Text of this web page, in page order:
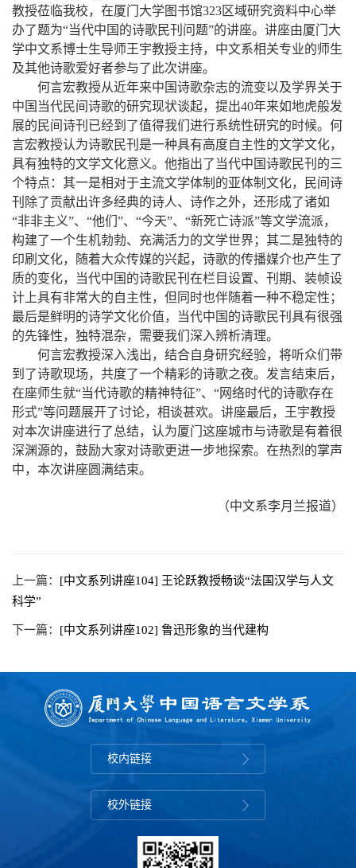
教授莅临我校，在厦门大学图书馆323区域研究资料中心举
办了题为“当代中国的诗歌民刊问题”的讲座。讲座由厦门大
学中文系博士生导师王宇教授主持，中文系相关专业的师生
及其他诗歌爱好者参与了此次讲座。
何言宏教授从近年来中国诗歌杂志的流变以及学界关于
中国当代民间诗歌的研究现状谈起，提出40年来如地虎般发
展的民间诗刊已经到了值得我们进行系统性研究的时候。何
言宏教授认为诗歌民刊是一种具有高度自主性的文学文化，
具有独特的文学文化意义。他指出了当代中国诗歌民刊的三
个特点：其一是相对于主流文学体制的亚体制文化，民间诗
刊除了贡献出许多经典的诗人、诗作之外，还形成了诸如
“非非主义”、“他们”、“今天”、“新死亡诗派”等文学流派，
构建了一个生机勃勃、充满活力的文学世界；其二是独特的
印刷文化，随着大众传媒的兴起，诗歌的传播媒介也产生了
质的变化，当代中国的诗歌民刊在栏目设置、刊期、装帧设
计上具有非常大的自主性，但同时也伴随着一种不稳定性；
最后是鲜明的诗学文化价值，当代中国的诗歌民刊具有很强
的先锋性，独特混杂，需要我们深入辨析清理。
何言宏教授深入浅出，结合自身研究经验，将听众们带
到了诗歌现场，共度了一个精彩的诗歌之夜。发言结束后，
在座师生就“当代诗歌的精神特征”、“网络时代的诗歌存在
形式”等问题展开了讨论，相谈甚欢。讲座最后，王宇教授
对本次讲座进行了总结，认为厦门这座城市与诗歌是有着很
深渊源的，鼓励大家对诗歌更进一步地探索。在热烈的掌声
中，本次讲座圆满结束。
（中文系李月兰报道）
上一篇： [中文系列讲座104] 王论跃教授畅谈“法国汉学与人文
科学”
下一篇： [中文系列讲座102] 鲁迅形象的当代建构
校内链接
校外链接